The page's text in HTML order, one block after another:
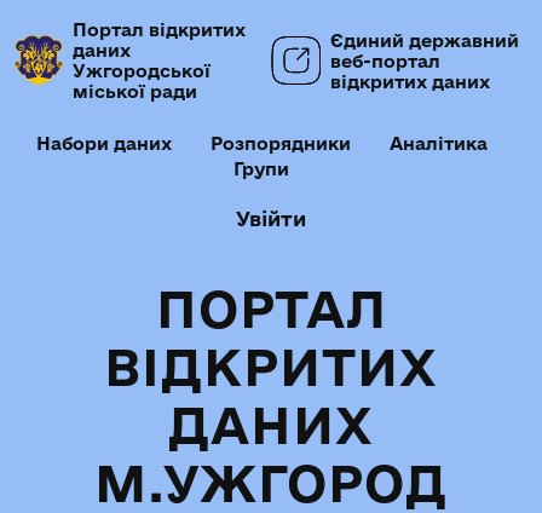
Портал відкритих
даних
Ужгородської
міської ради
Єдиний державний
веб-портал
відкритих даних
Набори даних Розпорядники
Аналітика
Групи
Увійти
ПОРТАЛ
ВІДКРИТИХ
ДАНИХ
М.УЖГОРОД